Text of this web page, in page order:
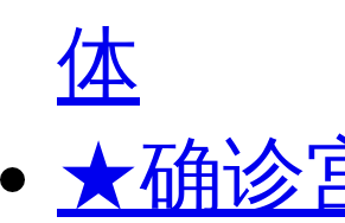
体
★确诊